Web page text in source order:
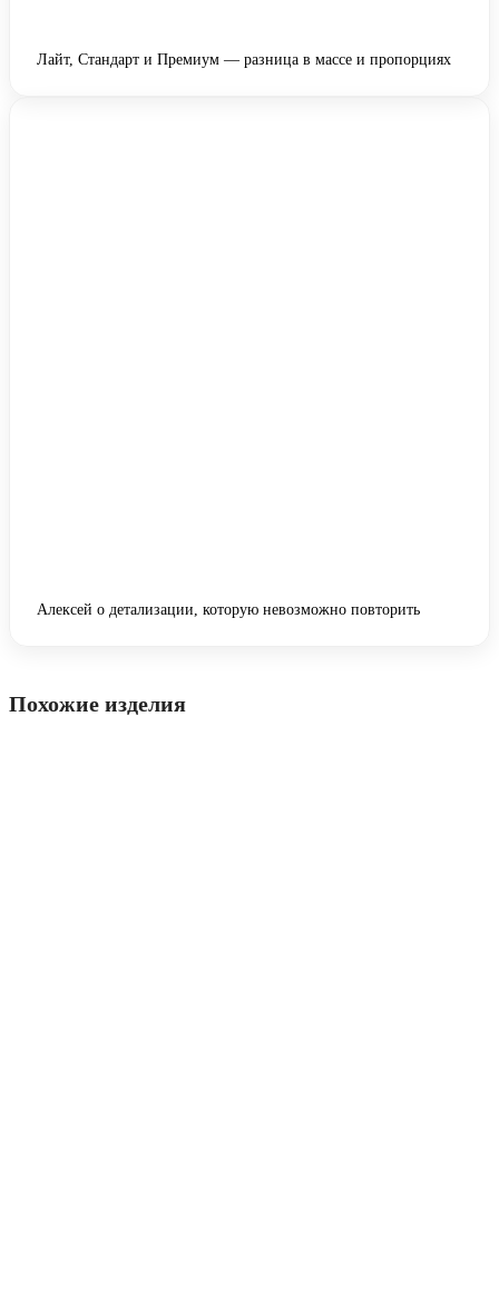
Лайт, Стандарт и Премиум — разница в массе и пропорциях
Алексей о детализации, которую невозможно повторить
Похожие изделия